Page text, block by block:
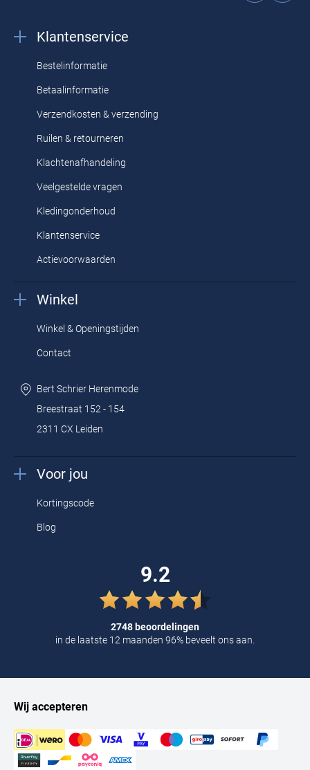
Klantenservice
Bestelinformatie
Betaalinformatie
Verzendkosten & verzending
Ruilen & retourneren
Klachtenafhandeling
Veelgestelde vragen
Kledingonderhoud
Klantenservice
Actievoorwaarden
Winkel
Winkel & Openingstijden
Contact
Bert Schrier Herenmode
Breestraat 152 - 154
2311 CX Leiden
Voor jou
Kortingscode
Blog
9.2
2748 beoordelingen
in de laatste 12 maanden 96% beveelt ons aan.
Wij accepteren